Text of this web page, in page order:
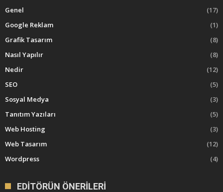
Genel
(17)
Google Reklam
(1)
Grafik Tasarım
(8)
Nasıl Yapılır
(8)
Nedir
(12)
SEO
(5)
Sosyal Medya
(3)
Tanıtım Yazıları
(5)
Web Hosting
(3)
Web Tasarım
(12)
Wordpress
(4)
EDITÖRÜN ÖNERILERI